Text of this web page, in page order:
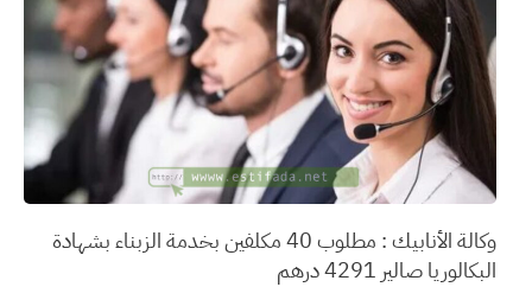
وكالة الأنابيك : مطلوب 40 مكلفين بخدمة الزبناء بشهادة
البكالوريا صالير 4291 درهم